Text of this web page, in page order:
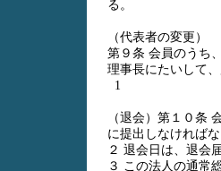
る。
（代表者の変更）
第９条 会員のうち
理事長にたいして
1
（退会）第１０条
に提出しなければ
２ 退会日は、退会
３ この法人の通常